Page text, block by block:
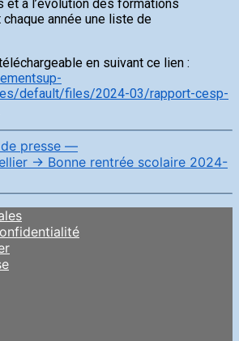
à l’évolution des formations
année une liste de
en suivant ce lien :
default/files/2024-03/rapport-cesp-
presse —
→ Bonne rentrée scolaire 2024-